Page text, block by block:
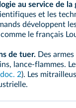
au service de la
et les
développent
le français
de tuer. Des
lance‑flammes.
doc. 2). Les